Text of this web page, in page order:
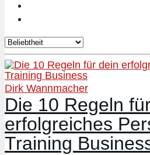
Dirk Wannmacher
Die 10 Regeln
erfolgreiches
Training